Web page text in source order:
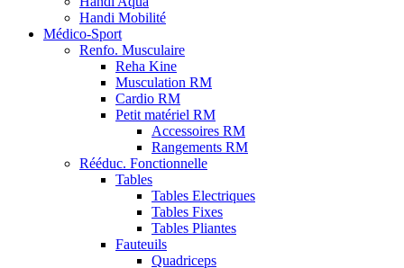
Handi Mobilité
Médico-Sport
Renfo. Musculaire
Reha Kine
Musculation RM
Cardio RM
Petit matériel RM
Accessoires RM
Rangements RM
Rééduc. Fonctionnelle
Tables
Tables Electriques
Tables Fixes
Tables Pliantes
Fauteuils
Quadriceps